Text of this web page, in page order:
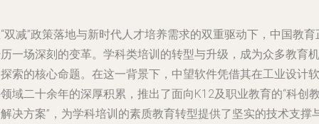
双减”政策落地与新时代人才培养需求的双重驱动下，中国教育
一场深刻的变革。学科类培训的转型与升级，成为众多教育机
索的核心命题。在这一背景下，中望软件凭借其在工业设计软
域二十余年的深厚积累，推出了面向K12及职业教育的“科创
决方案”，为学科培训的素质教育转型提供了坚实的技术支撑